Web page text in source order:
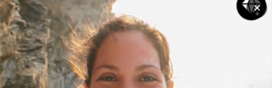
Три сестры (2022)
Просмотров 3211 | Скачано 0
Агентство (2023)
Просмотров 2524 | Скачано 0
Воображаемые друзья (2024)
✕